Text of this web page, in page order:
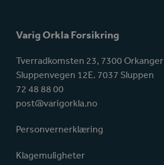
Varig Orkla Forsikring
Tverradkomsten 23, 7300 Orkanger
Sluppenvegen 12E. 7037 Sluppen
72 48 88 00
post@varigorkla.no
Personvernerklæring
Klagemuligheter